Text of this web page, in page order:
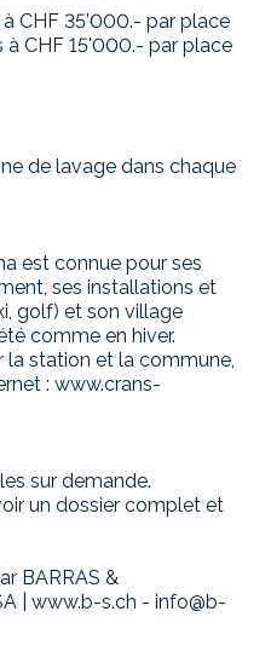
CHF 35’000.- par place
à CHF 15'000.- par place
de lavage dans chaque
est connue pour ses
ses installations et
golf) et son village
comme en hiver.
la station et la commune,
: www.crans-
sur demande.
un dossier complet et
BARRAS &
| www.b-s.ch - info@b-